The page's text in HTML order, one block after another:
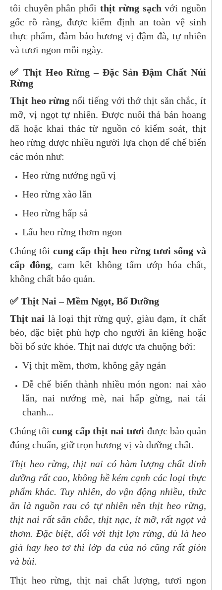
tôi chuyên phân phối thịt rừng sạch với nguồn
gốc rõ ràng, được kiểm định an toàn vệ sinh
thực phẩm, đảm bảo hương vị đậm đà, tự nhiên
và tươi ngon mỗi ngày.
✅ Thịt Heo Rừng – Đặc Sản Đậm Chất Núi
Rừng
Thịt heo rừng nổi tiếng với thớ thịt săn chắc, ít
mỡ, vị ngọt tự nhiên. Được nuôi thả bán hoang
dã hoặc khai thác từ nguồn có kiểm soát, thịt
heo rừng được nhiều người lựa chọn để chế biến
các món như:
Heo rừng nướng ngũ vị
Heo rừng xào lăn
Heo rừng hấp sả
Lẩu heo rừng thơm ngon
Chúng tôi cung cấp thịt heo rừng tươi sống và
cấp đông, cam kết không tẩm ướp hóa chất,
không chất bảo quản.
✅ Thịt Nai – Mềm Ngọt, Bổ Dưỡng
Thịt nai là loại thịt rừng quý, giàu đạm, ít chất
béo, đặc biệt phù hợp cho người ăn kiêng hoặc
bồi bổ sức khỏe. Thịt nai được ưa chuộng bởi:
Vị thịt mềm, thơm, không gây ngán
Dễ chế biến thành nhiều món ngon: nai xào
lăn, nai nướng mè, nai hấp gừng, nai tái
chanh...
Chúng tôicung cấp thịt nai tươi được bảo quản
đúng chuẩn, giữ trọn hương vị và dưỡng chất.
Thịt heo rừng, thịt nai có hàm lượng chất dinh
dưỡng rất cao, không hề kém cạnh các loại thực
phẩm khác. Tuy nhiên, do vận động nhiều, thức
ăn là nguồn rau cỏ tự nhiên nên thịt heo rừng,
thịt nai rất săn chắc, thịt nạc, ít mỡ, rất ngọt và
thơm. Đặc biệt, đối với thịt lợn rừng, dù là heo
già hay heo tơ thì lớp da của nó cũng rất giòn
và bùi.
Thịt heo rừng, thịt nai chất lượng, tươi ngon